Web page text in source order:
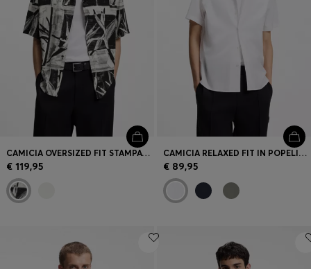
CAMICIA OVERSIZED FIT STAMPATA CON COLLETTO APERTO
€ 119,95
CAMICIA RELAXED FIT IN POPELINE DI COTONE
€ 89,95